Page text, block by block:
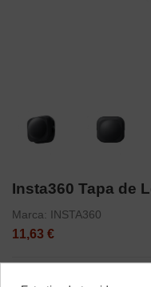
Insta360 Tapa de
Marca: INSTA360
11,63 €
Protege las lentes duales